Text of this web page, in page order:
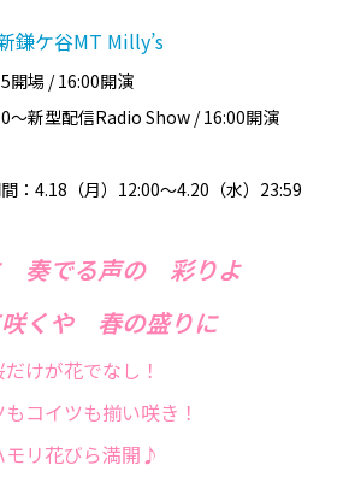
鎌ケ谷MT Milly’s
開場 / 16:00開演
〜新型配信Radio Show / 16:00開演
：4.18（月）12:00〜4.20（水）23:59
奏でる声の 彩りよ
くや 春の盛りに
だけが花でなし！
もコイツも揃い咲き！
モリ花びら満開♪